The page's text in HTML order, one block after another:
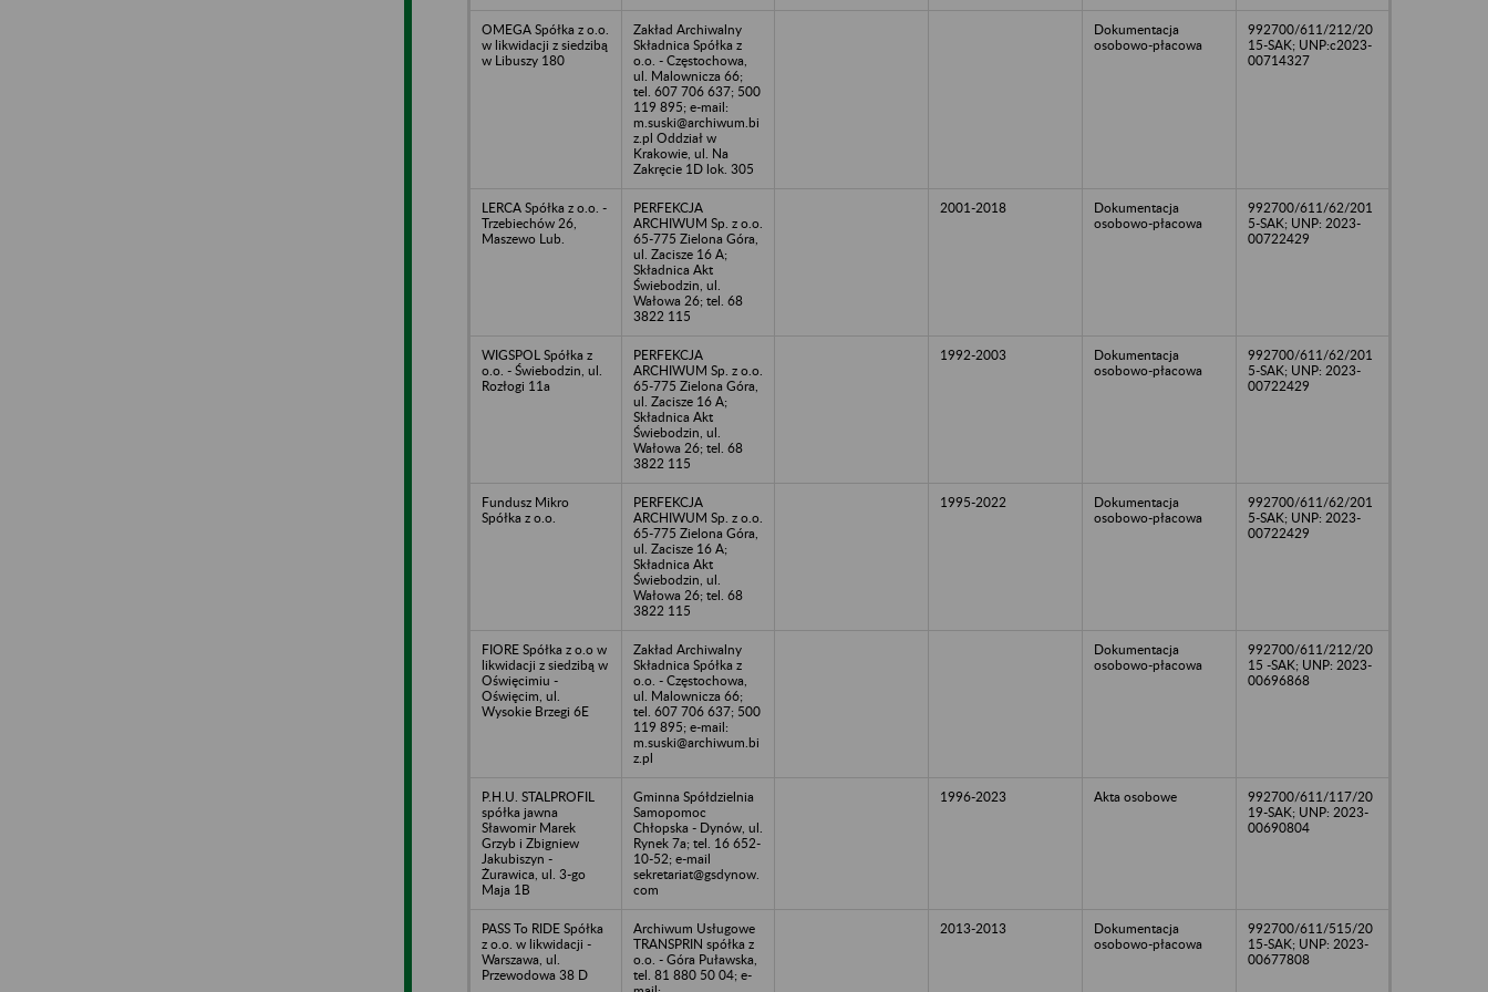
OMEGA Spółka z o.o.
w likwidacji z siedzibą
w Libuszy 180
Zakład Archiwalny
Składnica Spółka z
o.o. - Częstochowa,
ul. Malownicza 66;
tel. 607 706 637; 500
119 895; e-mail:
m.suski@archiwum.bi
z.pl Oddział w
Krakowie, ul. Na
Zakręcie 1D lok. 305
Dokumentacja
osobowo-płacowa
992700/611/212/20
15-SAK; UNP:c2023-
00714327
LERCA Spółka z o.o. -
Trzebiechów 26,
Maszewo Lub.
PERFEKCJA
ARCHIWUM Sp. z o.o.
65-775 Zielona Góra,
ul. Zacisze 16 A;
Składnica Akt
Świebodzin, ul.
Wałowa 26; tel. 68
3822 115
2001-2018
Dokumentacja
osobowo-płacowa
992700/611/62/201
5-SAK; UNP: 2023-
00722429
WIGSPOL Spółka z
o.o. - Świebodzin, ul.
Rozłogi 11a
PERFEKCJA
ARCHIWUM Sp. z o.o.
65-775 Zielona Góra,
ul. Zacisze 16 A;
Składnica Akt
Świebodzin, ul.
Wałowa 26; tel. 68
3822 115
1992-2003
Dokumentacja
osobowo-płacowa
992700/611/62/201
5-SAK; UNP: 2023-
00722429
Fundusz Mikro
Spółka z o.o.
PERFEKCJA
ARCHIWUM Sp. z o.o.
65-775 Zielona Góra,
ul. Zacisze 16 A;
Składnica Akt
Świebodzin, ul.
Wałowa 26; tel. 68
3822 115
1995-2022
Dokumentacja
osobowo-płacowa
992700/611/62/201
5-SAK; UNP: 2023-
00722429
FIORE Spółka z o.o w
likwidacji z siedzibą w
Oświęcimiu -
Oświęcim, ul.
Wysokie Brzegi 6E
Zakład Archiwalny
Składnica Spółka z
o.o. - Częstochowa,
ul. Malownicza 66;
tel. 607 706 637; 500
119 895; e-mail:
m.suski@archiwum.bi
z.pl
Dokumentacja
osobowo-płacowa
992700/611/212/20
15 -SAK; UNP: 2023-
00696868
P.H.U. STALPROFIL
spółka jawna
Sławomir Marek
Grzyb i Zbigniew
Jakubiszyn -
Żurawica, ul. 3-go
Maja 1B
Gminna Spółdzielnia
Samopomoc
Chłopska - Dynów, ul.
Rynek 7a; tel. 16 652-
10-52; e-mail
sekretariat@gsdynow.
com
1996-2023 Akta osobowe
992700/611/117/20
19-SAK; UNP: 2023-
00690804
PASS To RIDE Spółka
z o.o. w likwidacji -
Warszawa, ul.
Przewodowa 38 D
Archiwum Usługowe
TRANSPRIN spółka z
o.o. - Góra Puławska,
tel. 81 880 50 04; e-
2013-2013
Dokumentacja
osobowo-płacowa
992700/611/515/20
15-SAK; UNP: 2023-
00677808